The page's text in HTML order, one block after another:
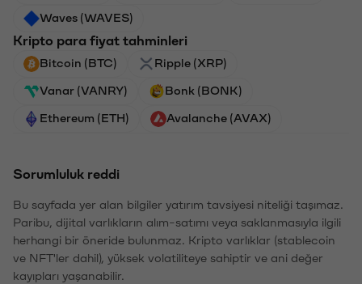
Waves (WAVES)
Kripto para fiyat tahminleri
Bitcoin (BTC) Ripple (XRP)
Vanar (VANRY) Bonk (BONK)
Ethereum (ETH) Avalanche (AVAX)
Sorumluluk reddi
Bu sayfada yer alan bilgiler yatırım tavsiyesi niteliği taşımaz.
Paribu, dijital varlıkların alım-satımı veya saklanmasıyla ilgili
herhangi bir öneride bulunmaz. Kripto varlıklar (stablecoin
ve NFT'ler dahil), yüksek volatiliteye sahiptir ve ani değer
kayıpları yaşanabilir.